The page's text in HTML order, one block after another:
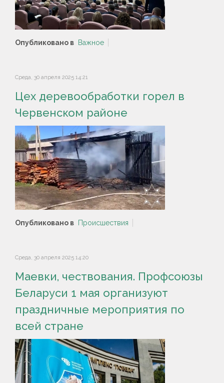
Опубликовано в Важное
Среда, 30 апреля 2025 14:21
Цех деревообработки горел в
Червенском районе
Опубликовано в Происшествия
Среда, 30 апреля 2025 14:20
Маевки, чествования. Профсоюзы
Беларуси 1 мая организуют
праздничные мероприятия по
всей стране